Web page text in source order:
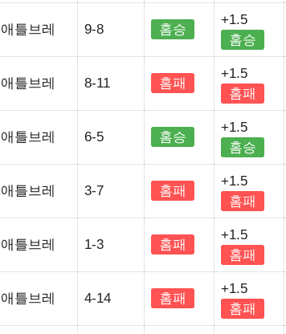
애틀브레 9-8 홈승
+1.5
홈승
애틀브레 8-11 홈패
+1.5
홈패
애틀브레 6-5 홈승
+1.5
홈승
애틀브레 3-7 홈패
+1.5
홈패
애틀브레 1-3 홈패
+1.5
홈패
애틀브레 4-14 홈패
+1.5
홈패